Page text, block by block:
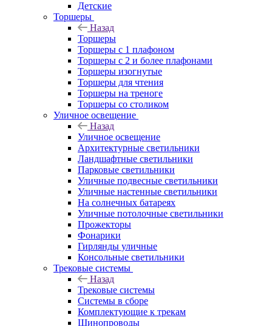
Детские
Торшеры
Назад
Торшеры
Торшеры с 1 плафоном
Торшеры с 2 и более плафонами
Торшеры изогнутые
Торшеры для чтения
Торшеры на треноге
Торшеры со столиком
Уличное освещение
Назад
Уличное освещение
Архитектурные светильники
Ландшафтные светильники
Парковые светильники
Уличные подвесные светильники
Уличные настенные светильники
На солнечных батареях
Уличные потолочные светильники
Прожекторы
Фонарики
Гирлянды уличные
Консольные светильники
Трековые системы
Назад
Трековые системы
Системы в сборе
Комплектующие к трекам
Шинопроводы